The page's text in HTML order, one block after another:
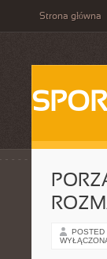
Strona główna
POSTED